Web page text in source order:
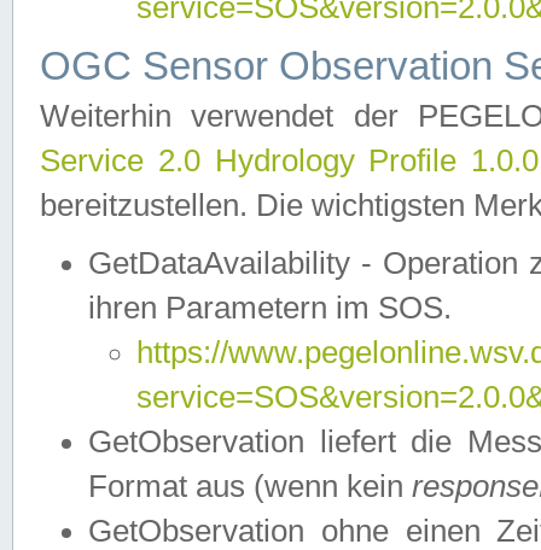
OGC Sensor Observation
Weiterhin verwendet der
Service 2.0 Hydrology Profile
bereitzustellen. Die wichtigsten
GetDataAvailability - Operation
ihren Parametern im SOS.
https://
GetObservation liefert die
Format aus (wenn kein
GetObservation ohne einen